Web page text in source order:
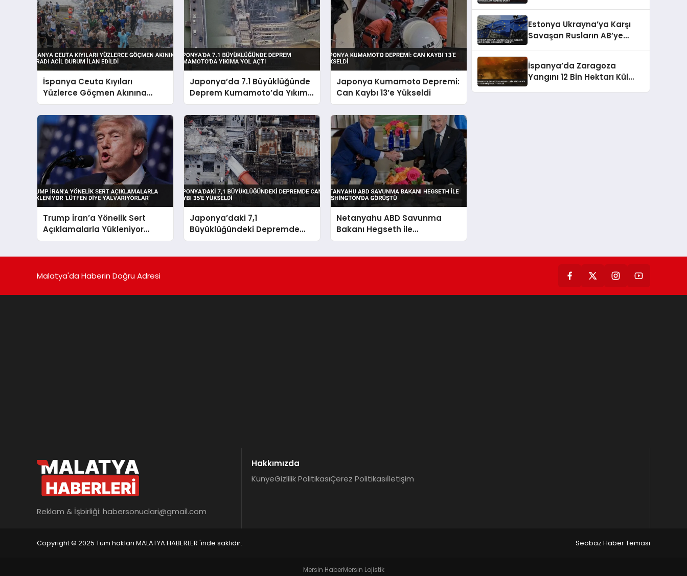
İspanya Ceuta Kıyıları
Yüzlerce Göçmen Akınına
Uğradı Acil Durum İlan Edildi
Japonya’da 7.1 Büyüklüğünde
Deprem Kumamoto’da Yıkıma
Yol Açtı
Japonya Kumamoto Depremi:
Can Kaybı 13’e Yükseldi
Trump İran’a Yönelik Sert
Açıklamalarla Yükleniyor
‘Lütfen Diye Yalvarıyorlar’
Japonya’daki 7,1
Büyüklüğündeki Depremde
Can Kaybı 35’e Yükseldi
Netanyahu ABD Savunma
Bakanı Hegseth ile
Washington’da Görüştü
Estonya Ukrayna’ya Karşı
Savaşan Rusların AB’ye
İspanya’da Zaragoza
Yangını 12 Bin Hektarı Kül
Malatya'da Haberin Doğru Adresi
Reklam & İşbirliği: habersonuclari@gmail.com
Hakkımızda
KünyeGizlilik PolitikasıÇerez Politikasıİletişim
Copyright © 2025 Tüm hakları MALATYA HABERLER 'inde saklıdır. Seobaz Haber Teması
Mersin HaberMersin Lojistik